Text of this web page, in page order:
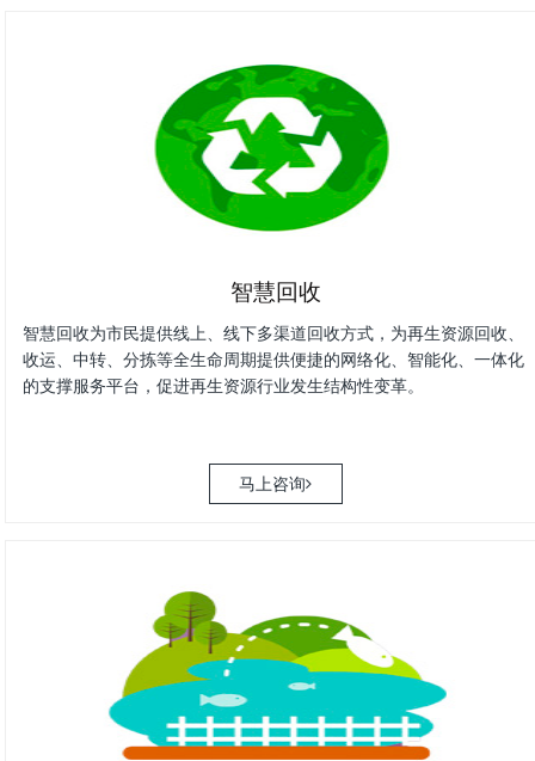
智慧回收
智慧回收为市民提供线上、线下多渠道回收方式，为再生资源回收、
收运、中转、分拣等全生命周期提供便捷的网络化、智能化、一体化
的支撑服务平台，促进再生资源行业发生结构性变革。
马上咨询